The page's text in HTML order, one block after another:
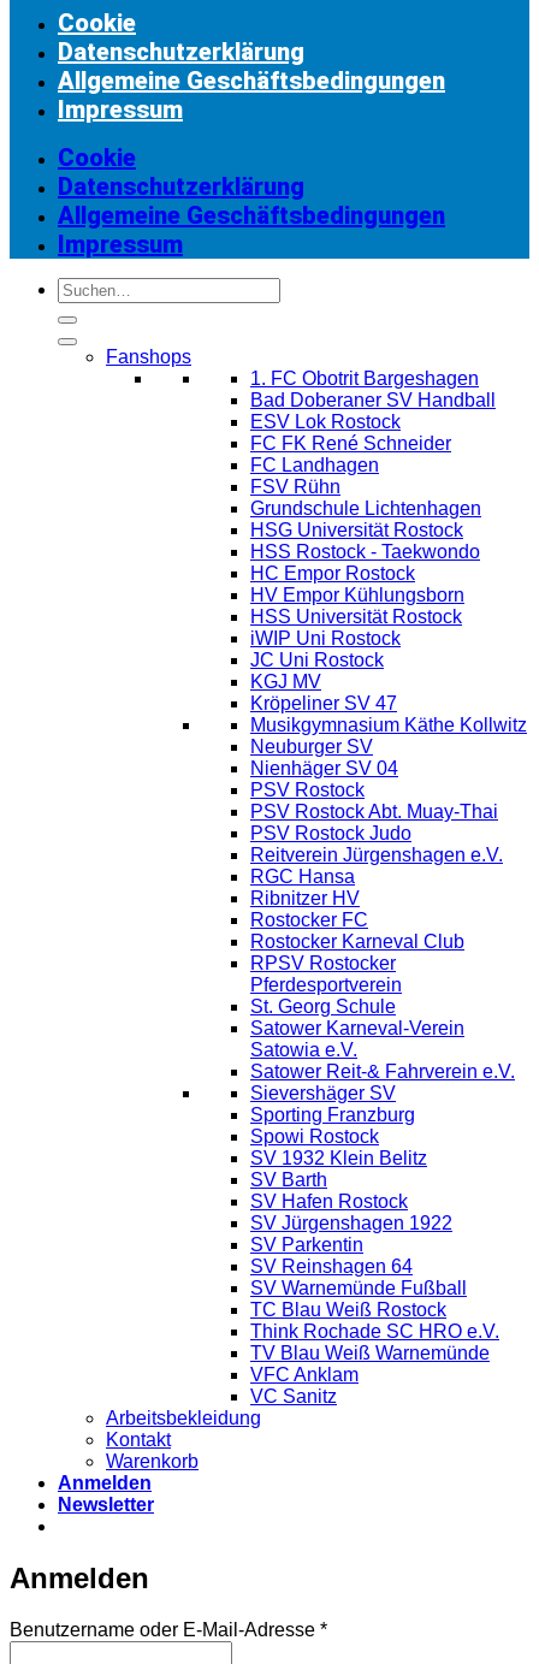
Cookie
Datenschutzerklärung
Allgemeine Geschäftsbedingungen
Impressum
Cookie
Datenschutzerklärung
Allgemeine Geschäftsbedingungen
Impressum
Suchen
nach:
Fanshops
1. FC Obotrit Bargeshagen
Bad Doberaner SV Handball
ESV Lok Rostock
FC FK René Schneider
FC Landhagen
FSV Rühn
Grundschule Lichtenhagen
HSG Universität Rostock
HSS Rostock - Taekwondo
HC Empor Rostock
HV Empor Kühlungsborn
HSS Universität Rostock
iWIP Uni Rostock
JC Uni Rostock
KGJ MV
Kröpeliner SV 47
Musikgymnasium Käthe Kollwitz
Neuburger SV
Nienhäger SV 04
PSV Rostock
PSV Rostock Abt. Muay-Thai
PSV Rostock Judo
Reitverein Jürgenshagen e.V.
RGC Hansa
Ribnitzer HV
Rostocker FC
Rostocker Karneval Club
RPSV Rostocker
Pferdesportverein
St. Georg Schule
Satower Karneval-Verein
Satowia e.V.
Satower Reit-& Fahrverein e.V.
Sievershäger SV
Sporting Franzburg
Spowi Rostock
SV 1932 Klein Belitz
SV Barth
SV Hafen Rostock
SV Jürgenshagen 1922
SV Parkentin
SV Reinshagen 64
SV Warnemünde Fußball
TC Blau Weiß Rostock
Think Rochade SC HRO e.V.
TV Blau Weiß Warnemünde
VFC Anklam
VC Sanitz
Arbeitsbekleidung
Kontakt
Warenkorb
Anmelden
Newsletter
Anmelden
Benutzername oder E-Mail-Adresse *Erforderlich